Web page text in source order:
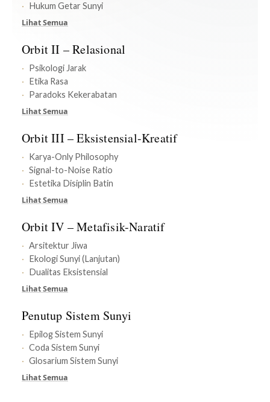
Hukum Getar Sunyi
Lihat Semua
Orbit II – Relasional
Psikologi Jarak
Etika Rasa
Paradoks Kekerabatan
Lihat Semua
Orbit III – Eksistensial-Kreatif
Karya-Only Philosophy
Signal-to-Noise Ratio
Estetika Disiplin Batin
Lihat Semua
Orbit IV – Metafisik-Naratif
Arsitektur Jiwa
Ekologi Sunyi (Lanjutan)
Dualitas Eksistensial
Lihat Semua
Penutup Sistem Sunyi
Epilog Sistem Sunyi
Coda Sistem Sunyi
Glosarium Sistem Sunyi
Lihat Semua